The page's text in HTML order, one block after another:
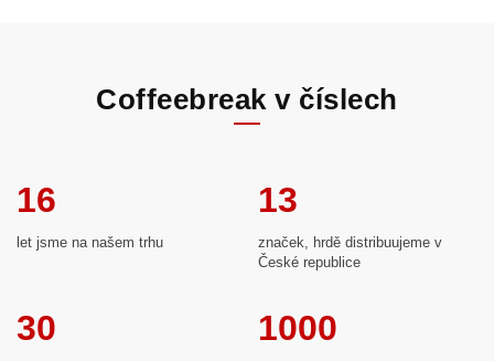
Coffeebreak v číslech
16
let jsme na našem trhu
13
značek, hrdě distribuujeme v
České republice
30 1000